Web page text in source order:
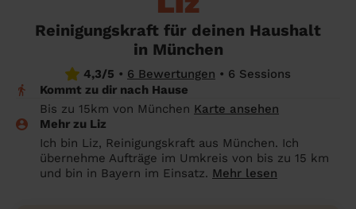
Reinigungskraft für deinen Haushalt
in München
4,3/5 • 6 Bewertungen • 6 Sessions
Kommt zu dir nach Hause
Bis zu 15km von München Karte ansehen
Mehr zu Liz
Ich bin Liz, Reinigungskraft aus München. Ich
übernehme Aufträge im Umkreis von bis zu 15 km
und bin in Bayern im Einsatz. Mehr lesen
Überall in Deutschland
Bochum
Bonn
Oberhausen
Hagen
Die Regionen
Unsere Artikel haushaltshilfe
Endreinigung Ferienwohnung: Was du
Haushaltshilfe anmelden: Lohnt es sich?
Putzfrau Stundenlohn 2026: Was kostet
eine Reinigungskraft wirklich?
Was verdient eine Putzfrau schwarz -